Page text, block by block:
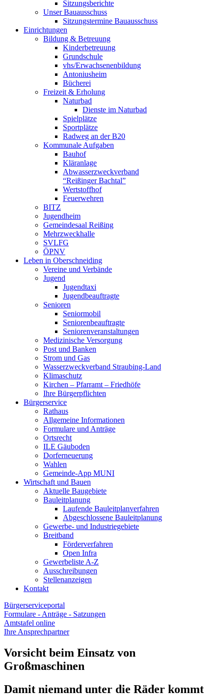
Sitzungsberichte
Unser Bauausschuss
Sitzungstermine Bauausschuss
Einrichtungen
Bildung & Betreuung
Kinderbetreuung
Grundschule
vhs/Erwachsenenbildung
Antoniusheim
Bücherei
Freizeit & Erholung
Naturbad
Dienste im Naturbad
Spielplätze
Sportplätze
Radweg an der B20
Kommunale Aufgaben
Bauhof
Kläranlage
Abwasserzweckverband
“Reißinger Bachtal”
Wertstoffhof
Feuerwehren
BITZ
Jugendheim
Gemeindesaal Reißing
Mehrzweckhalle
SVLFG
ÖPNV
Leben in Oberschneiding
Vereine und Verbände
Jugend
Jugendtaxi
Jugendbeauftragte
Senioren
Seniormobil
Seniorenbeauftragte
Seniorenveranstaltungen
Medizinische Versorgung
Post und Banken
Strom und Gas
Wasserzweckverband Straubing-Land
Klimaschutz
Kirchen – Pfarramt – Friedhöfe
Ihre Bürgerpflichten
Bürgerservice
Rathaus
Allgemeine Informationen
Formulare und Anträge
Ortsrecht
ILE Gäuboden
Dorferneuerung
Wahlen
Gemeinde-App MUNI
Wirtschaft und Bauen
Aktuelle Baugebiete
Bauleitplanung
Laufende Bauleitplanverfahren
Abgeschlossene Bauleitplanung
Gewerbe- und Industriegebiete
Breitband
Förderverfahren
Open Infra
Gewerbeliste A-Z
Ausschreibungen
Stellenanzeigen
Kontakt
Bürgerserviceportal
Formulare - Anträge - Satzungen
Amtstafel online
Ihre Ansprechpartner
Vorsicht beim Einsatz von
Großmaschinen
Damit niemand unter die Räder kommt